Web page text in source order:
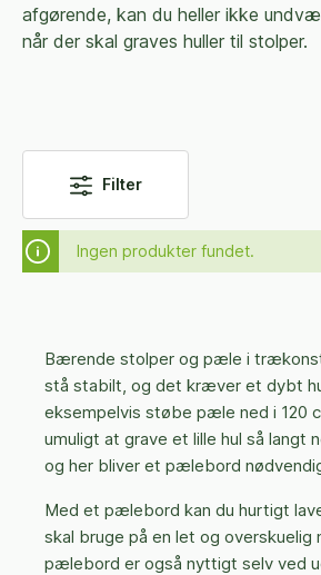
afgørende, kan du heller ikke
når der skal graves huller til stolper.
Filter
Ingen produkter fundet.
Bærende stolper og pæle i
stå stabilt, og det kræver et dybt
eksempelvis støbe pæle ned i 120
umuligt at grave et lille hul så langt
og her bliver et pælebord
Med et pælebord kan du hurtigt
skal bruge på en let og overskuelig
pælebord er også nyttigt selv ved